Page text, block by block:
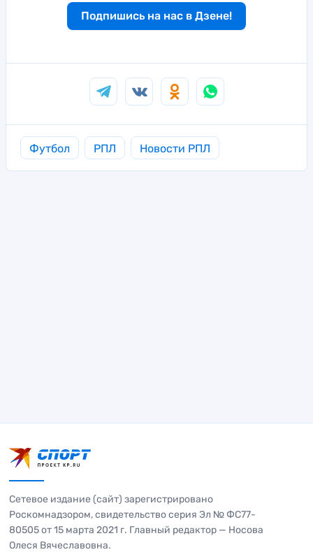
Подпишись на нас в Дзене!
Футбол РПЛ Новости РПЛ
Сетевое издание (сайт) зарегистрировано
Роскомнадзором, свидетельство серия Эл № ФС77-
80505 от 15 марта 2021 г. Главный редактор — Носова
Олеся Вячеславовна.